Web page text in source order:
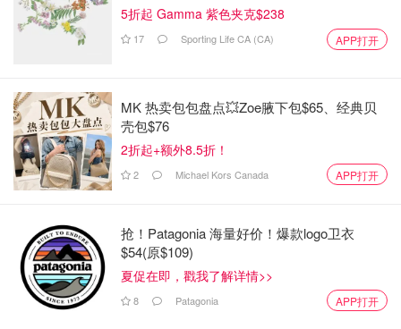
三、Amazon：买书、租书、卖书，一站式服务
Amazon上各种书籍十分齐全，新书和二手书都有，还有购
买和租赁两个选项，有些书还有Kindle的版本。
5折起 Gamma 紫色夹克$238
17 Sporting Life CA (CA) APP打开
MK 热卖包包盘点💥Zoe腋下包$65、经典贝
壳包$76
2折起+额外8.5折！
2 Michael Kors Canada APP打开
抢！Patagonia 海量好价！爆款logo卫衣
$54(原$109)
夏促在即，戳我了解详情>>
8 Patagonia APP打开